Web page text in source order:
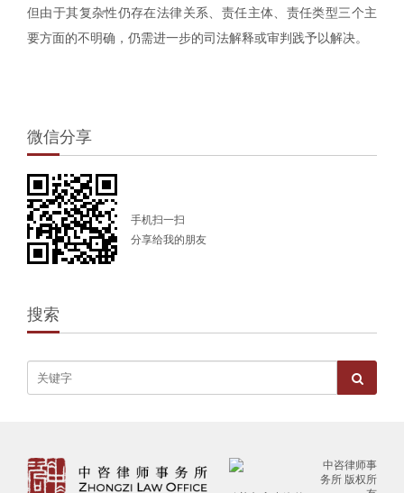
但由于其复杂性仍存在法律关系、责任主体、责任类型三个主
要方面的不明确，仍需进一步的司法解释或审判践予以解决。
微信分享
手机扫一扫
分享给我的朋友
搜索
中咨律师事
务所 版权所